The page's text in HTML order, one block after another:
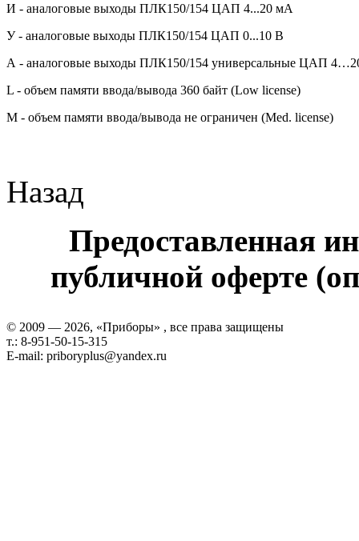
И - аналоговые выходы ПЛК150/154 ЦАП 4...20 мА
У - аналоговые выходы ПЛК150/154 ЦАП 0...10 В
А - аналоговые выходы ПЛК150/154 универсальные ЦАП
L - объем памяти ввода/вывода 360 байт (Low license)
M - объем памяти ввода/вывода не ограничен (Med. license)
Назад
Предоставленная
публичной оферте
© 2009 — 2026, «Приборы» , все права защищены
т.: 8-951-50-15-315
E-mail: priboryplus@yandex.ru